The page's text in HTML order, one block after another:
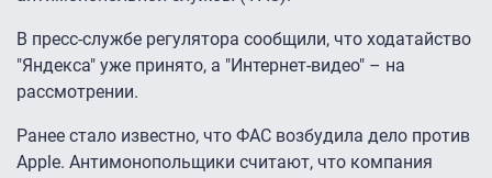
В пресс-службе регулятора сообщили, что ходатайство
"Яндекса" уже принято, а "Интернет-видео" – на
рассмотрении.
Ранее стало известно, что ФАС возбудила дело против
Apple. Антимонопольщики считают, что компания